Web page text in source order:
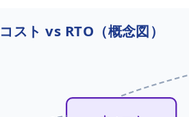
スト vs RTO（概念図）